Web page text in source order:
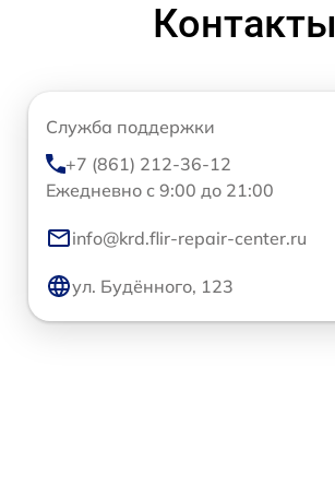
Контакты
Служба поддержки
+7 (861) 212-36-12
Ежедневно с 9:00 до 21:00
info@krd.flir-repair-center.ru
ул. Будённого, 123